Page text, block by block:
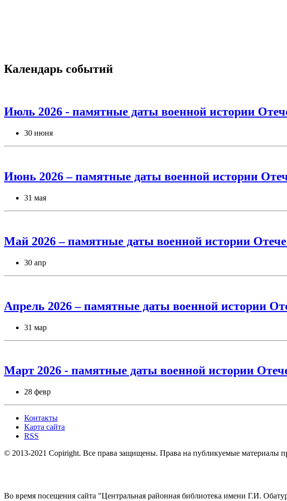
Календарь событий
Июль 2026 - памятные даты военной истории
30 июня
Июнь 2026 – памятные даты военной истории
31 мая
Май 2026 – памятные даты военной истории
30 апр
Апрель 2026 – памятные даты военной истории
31 мар
Март 2026 - памятные даты военной истории
28 февр
Контакты
Карта сайта
RSS
© 2013-2021 Copiright. Все права защищены. Права на публикуемые материалы
Во время посещения сайта "Центральная районная библиотека имени Г.И.